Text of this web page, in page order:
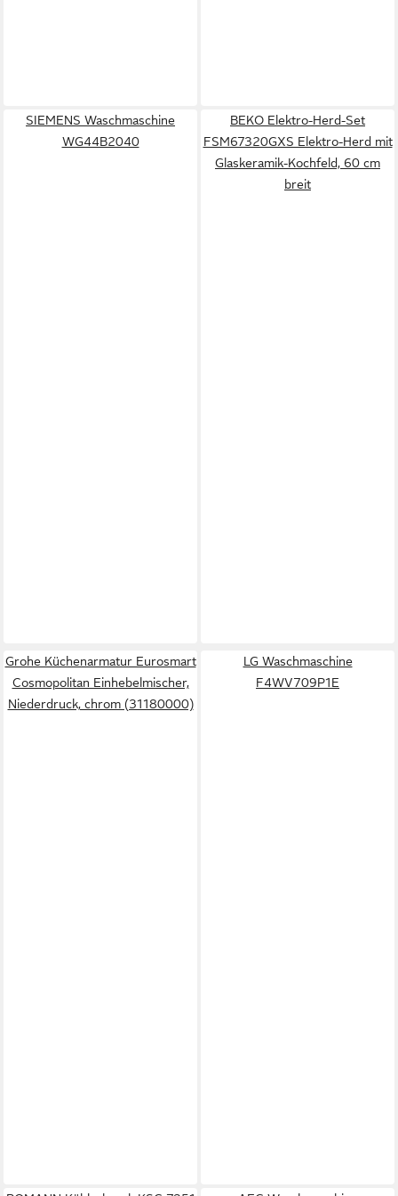
SIEMENS Waschmaschine
WG44B2040
BEKO Elektro-Herd-Set
FSM67320GXS Elektro-Herd mit
Glaskeramik-Kochfeld, 60 cm
breit
Grohe Küchenarmatur Eurosmart
Cosmopolitan Einhebelmischer,
Niederdruck, chrom (31180000)
LG Waschmaschine
F4WV709P1E